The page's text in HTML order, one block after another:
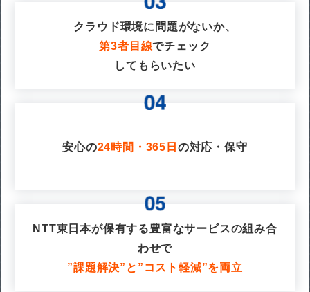
クラウド環境に問題がないか、
第3者目線でチェック
してもらいたい
安心の24時間・365日 の対応・保守
NTT東日本が保有する豊富なサービスの組み合
わせで
”課題解決”と”コスト軽減”を両立